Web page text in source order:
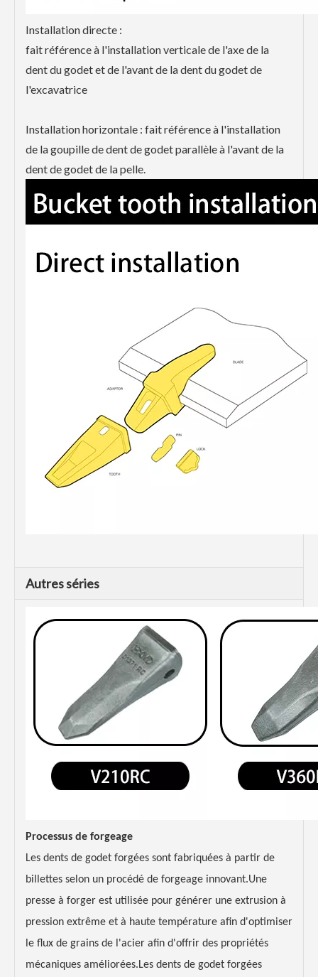
Installation directe :
fait référence à l'installation verticale de l'axe de la
dent du godet et de l'avant de la dent du godet de
l'excavatrice
Installation horizontale : fait référence à l'installation
de la goupille de dent de godet parallèle à l'avant de la
dent de godet de la pelle.
Autres séries
Processus de forgeage
Les dents de godet forgées sont fabriquées à partir de
billettes selon un procédé de forgeage innovant.Une
presse à forger est utilisée pour générer une extrusion à
pression extrême et à haute température afin d'optimiser
le flux de grains de l'acier afin d'offrir des propriétés
mécaniques améliorées.Les dents de godet forgées